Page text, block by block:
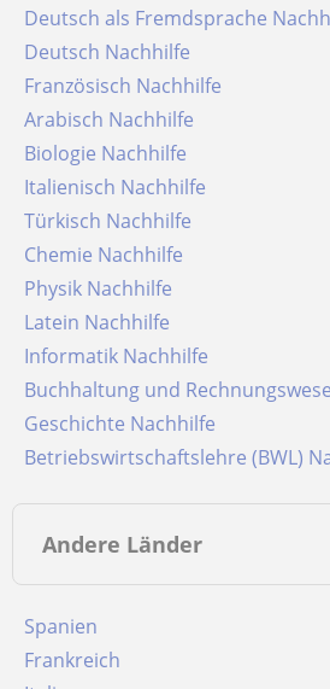
Deutsch als Fremdsprache
Deutsch Nachhilfe
Französisch Nachhilfe
Arabisch Nachhilfe
Biologie Nachhilfe
Italienisch Nachhilfe
Türkisch Nachhilfe
Chemie Nachhilfe
Physik Nachhilfe
Latein Nachhilfe
Informatik Nachhilfe
Buchhaltung und
Geschichte Nachhilfe
Betriebswirtschaftslehre (BWL)
Andere Länder
Spanien
Frankreich